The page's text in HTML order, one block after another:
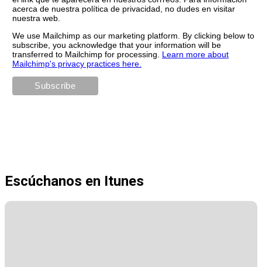
acerca de nuestra política de privacidad, no dudes en visitar
nuestra web.
We use Mailchimp as our marketing platform. By clicking below to
subscribe, you acknowledge that your information will be
transferred to Mailchimp for processing. Learn more about
Mailchimp's privacy practices here.
Escúchanos en Itunes